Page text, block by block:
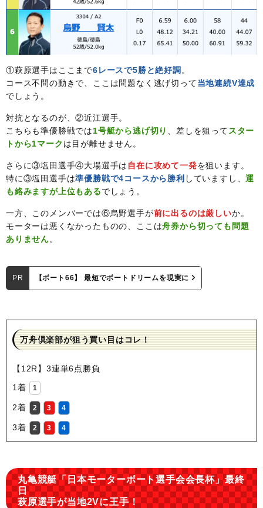
①萩原選手はここまで6レースで5勝と絶好調 。
コース不問の動きで、ここは問題なく逃げ切って当地連続V達成
でしょう。
対抗となるのが、②近江選手。
こちらも準優勝戦では1号艇から逃げ切り 、差しを狙って スター
トから1マーク は目が離せません。
さらに③塩田選手④大場選手は 自在に攻めて一発を狙います。
特に③塩田選手は準優勝戦で4コースから勝利 していますし、運
も絡みますが上位もあるでしょう。
一方、このメンバーでは⑥烏野選手が前に出るのは厳しいか。
モーターは悪くなかったものの、ここは舟券から切っても問題
ありません。
PR 【ボート66】 最短でボートドリームを現実に
万舟倶楽部が狙う買い目はコレ！
【12R】3連単6点勝負
1着
1
2着 2 3 4
3着 2 3 4
丸亀競艇「日本モーターボート選手会会長杯」最終
日
萩原選手が当地2Vに王手！